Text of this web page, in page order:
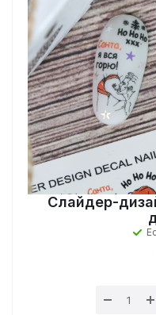
Слайдер-